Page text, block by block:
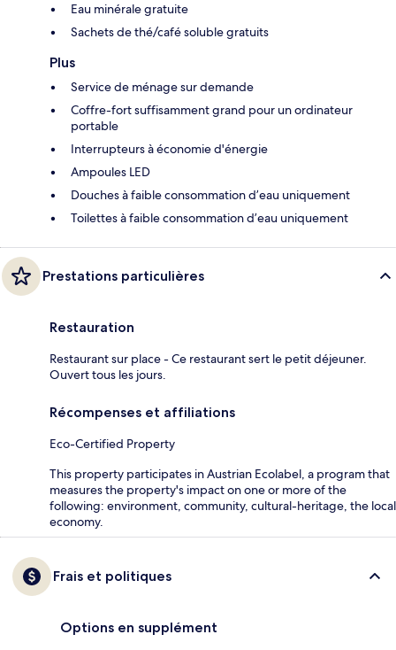
Eau minérale gratuite
Sachets de thé/café soluble gratuits
Plus
Service de ménage sur demande
Coffre-fort suffisamment grand pour un ordinateur
portable
Interrupteurs à économie d'énergie
Ampoules LED
Douches à faible consommation d’eau uniquement
Toilettes à faible consommation d’eau uniquement
Prestations particulières
Restauration
Restaurant sur place - Ce restaurant sert le petit déjeuner.
Ouvert tous les jours.
Récompenses et affiliations
Eco-Certified Property
This property participates in Austrian Ecolabel, a program that
measures the property's impact on one or more of the
following: environment, community, cultural-heritage, the local
economy.
Frais et politiques
Options en supplément